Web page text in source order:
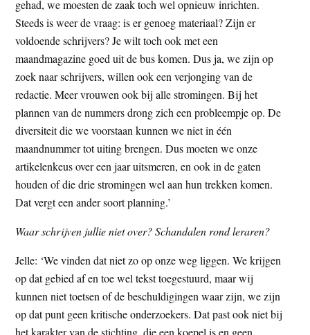
gehad, we moesten de zaak toch wel opnieuw inrichten.
Steeds is weer de vraag: is er genoeg materiaal? Zijn er
voldoende schrijvers? Je wilt toch ook met een
maandmagazine goed uit de bus komen. Dus ja, we zijn op
zoek naar schrijvers, willen ook een verjonging van de
redactie. Meer vrouwen ook bij alle stromingen. Bij het
plannen van de nummers drong zich een probleempje op. De
diversiteit die we voorstaan kunnen we niet in één
maandnummer tot uiting brengen. Dus moeten we onze
artikelenkeus over een jaar uitsmeren, en ook in de gaten
houden of die drie stromingen wel aan hun trekken komen.
Dat vergt een ander soort planning.’
Waar schrijven jullie niet over? Schandalen rond leraren?
Jelle: ‘We vinden dat niet zo op onze weg liggen. We krijgen
op dat gebied af en toe wel tekst toegestuurd, maar wij
kunnen niet toetsen of de beschuldigingen waar zijn, we zijn
op dat punt geen kritische onderzoekers. Dat past ook niet bij
het karakter van de stichting, die een koepel is en geen